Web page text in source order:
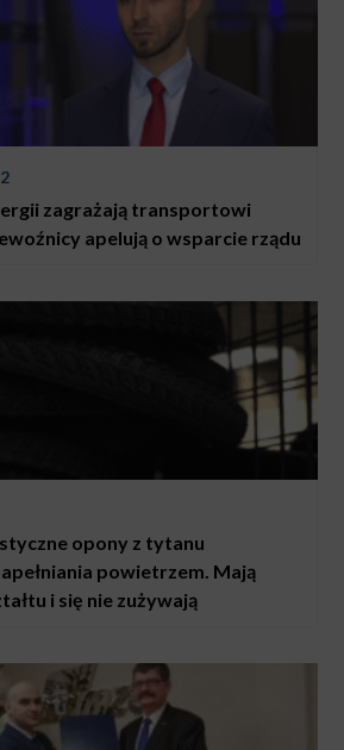
zagrażają transportowi
apelują o wsparcie rządu
opony z tytanu
powietrzem. Mają
i się nie zużywają